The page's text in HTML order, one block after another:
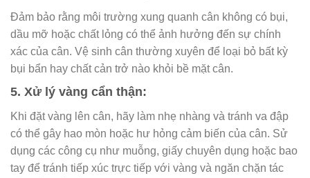
Đảm bảo rằng môi trường xung quanh cân không có bụi,
dầu mỡ hoặc chất lỏng có thể ảnh hưởng đến sự chính
xác của cân. Vệ sinh cân thường xuyên để loại bỏ bất kỳ
bụi bẩn hay chất cản trở nào khỏi bề mặt cân.
5. Xử lý vàng cẩn thận:
Khi đặt vàng lên cân, hãy làm nhẹ nhàng và tránh va đập
có thể gây hao mòn hoặc hư hỏng cảm biến của cân. Sử
dụng các công cụ như muỗng, giấy chuyên dụng hoặc bao
tay để tránh tiếp xúc trực tiếp với vàng và ngăn chặn tác